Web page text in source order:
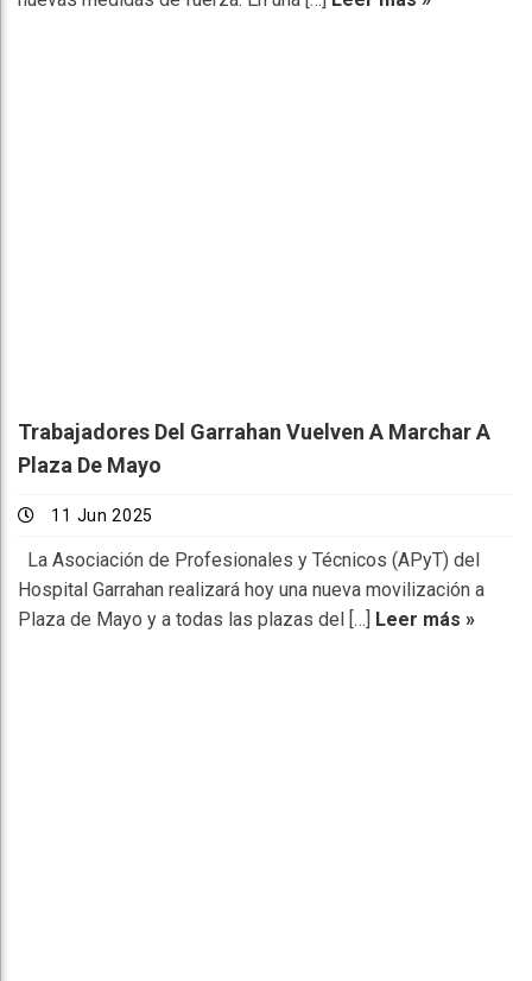
Trabajadores Del Garrahan Vuelven A Marchar A
Plaza De Mayo
11 Jun 2025
La Asociación de Profesionales y Técnicos (APyT) del
Hospital Garrahan realizará hoy una nueva movilización a
Plaza de Mayo y a todas las plazas del […]
Leer más »